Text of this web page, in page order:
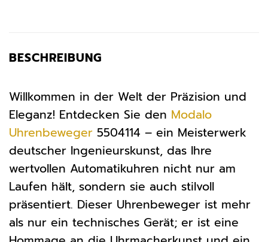
BESCHREIBUNG
Willkommen in der Welt der Präzision und
Eleganz! Entdecken Sie den Modalo
Uhrenbeweger 5504114 – ein Meisterwerk
deutscher Ingenieurskunst, das Ihre
wertvollen Automatikuhren nicht nur am
Laufen hält, sondern sie auch stilvoll
präsentiert. Dieser Uhrenbeweger ist mehr
als nur ein technisches Gerät; er ist eine